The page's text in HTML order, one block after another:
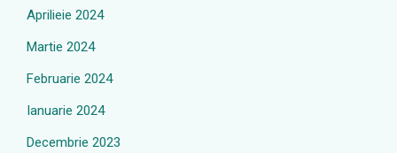
Aprilieie 2024
Martie 2024
Februarie 2024
Ianuarie 2024
Decembrie 2023